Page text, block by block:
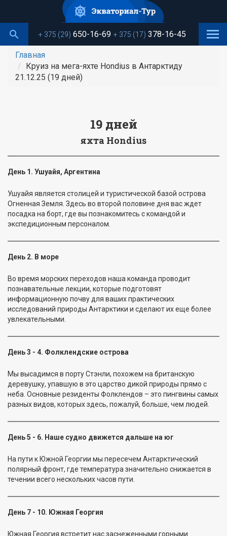
основному
содержанию+ 375 (29) 650-16-69 + 375 (17) 378-16-45
Главная
Круиз на мега-яхте Hondius в Антарктиду
21.12.25 (19 дней)
19 дней
яхта Hondius
День 1. Ушуайя, Аргентина
Ушуайя является столицей и туристической базой острова
Огненная Земля. Здесь во второй половине дня вас ждет
посадка на борт, где вы познакомитесь с командой и
экспедиционным персоналом.
День 2. В море
Во время морских переходов наша команда проводит
познавательные лекции, которые подготовят
информационную почву для ваших практических
исследований природы Антарктики и сделают их еще более
увлекательными.
День 3 - 4. Фолклендские острова
Мы высадимся в порту Стэнли, похожем на британскую
деревушку, упавшую в это царство дикой природы прямо с
неба. Основные резиденты Фолклендов – это пингвины самых
разных видов, которых здесь, пожалуй, больше, чем людей.
День 5 - 6. Наше судно движется дальше на юг
На пути к Южной Георгии мы пересечем Антарктический
полярный фронт, где температура значительно снижается в
течении всего нескольких часов пути.
День 7 - 10. Южная Георгия
Южная Георгия встретит нас заснеженными горными